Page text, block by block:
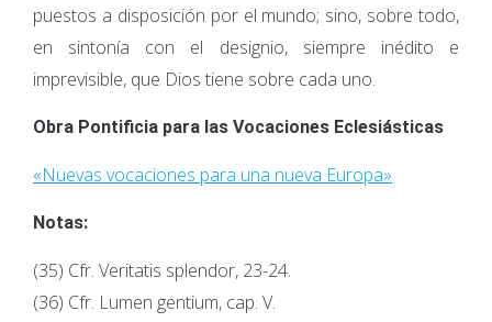
puestos a disposición por el mundo; sino, sobre todo,
en sintonía con el designio, siempre inédito e
imprevisible, que Dios tiene sobre cada uno.
Obra Pontificia para las Vocaciones Eclesiásticas
«Nuevas vocaciones para una nueva Europa»
Notas:
(35) Cfr. Veritatis splendor, 23-24.
(36) Cfr. Lumen gentium, cap. V.